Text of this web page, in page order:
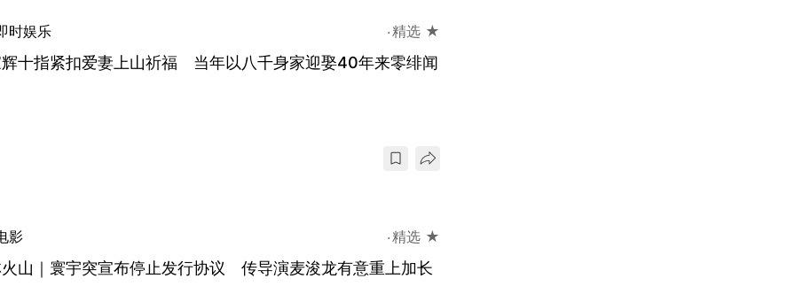
时娱乐 精选 ★
十指紧扣爱妻上山祈福 当年以八千身家迎娶40年来零绯闻
影 精选 ★
山｜寰宇突宣布停止发行协议 传导演麦浚龙有意重上加长